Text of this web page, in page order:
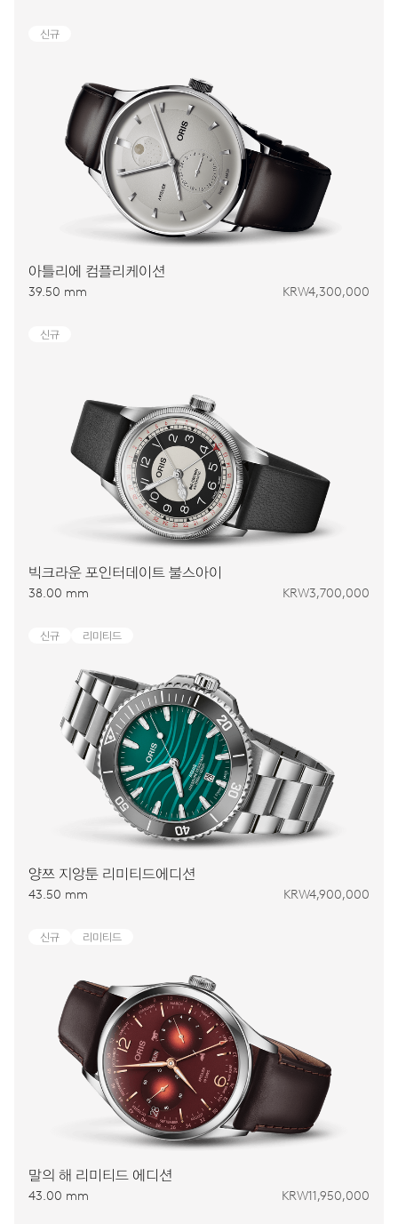
신규
아틀리에 컴플리케이션
39.50 mm KRW4,300,000
신규
빅크라운 포인터데이트 불스아이
38.00 mm KRW3,700,000
신규 리미티드
양쯔 지앙툰 리미티드에디션
43.50 mm KRW4,900,000
신규 리미티드
말의 해 리미티드 에디션
43.00 mm KRW11,950,000